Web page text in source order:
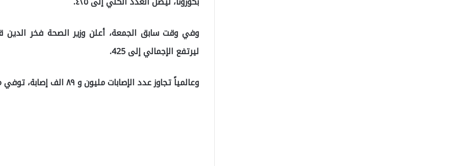
ليرتفع الإجمالي إلى 425.
وعالمياً تجاوز عدد الإصابات مليون و ٨٩ الف إصابة، توفي منهم ٥٩ الفاً، فيما تعافى ٢٢٨ الف.